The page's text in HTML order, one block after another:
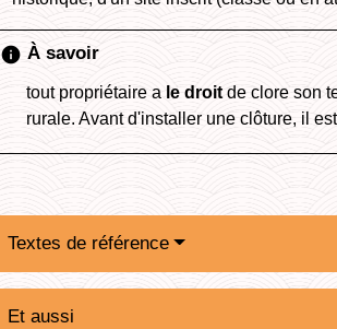
info À savoir
tout propriétaire a le droit de clore son
rurale. Avant d'installer une clôture, il
Textes de référence
Et aussi